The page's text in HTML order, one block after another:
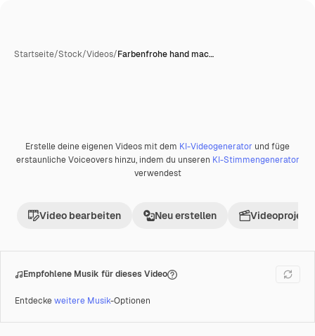
Startseite/Stock/Videos/Farbenfrohe hand mac…
Premium
Erstelle deine eigenen Videos mit dem KI-Videogenerator und füge
erstaunliche Voiceovers hinzu, indem du unseren KI-Stimmengenerator
verwendest
Video bearbeiten Neu erstellen Videoprojekt
Empfohlene Musik für dieses Video
Entdeckeweitere Musik-Optionen